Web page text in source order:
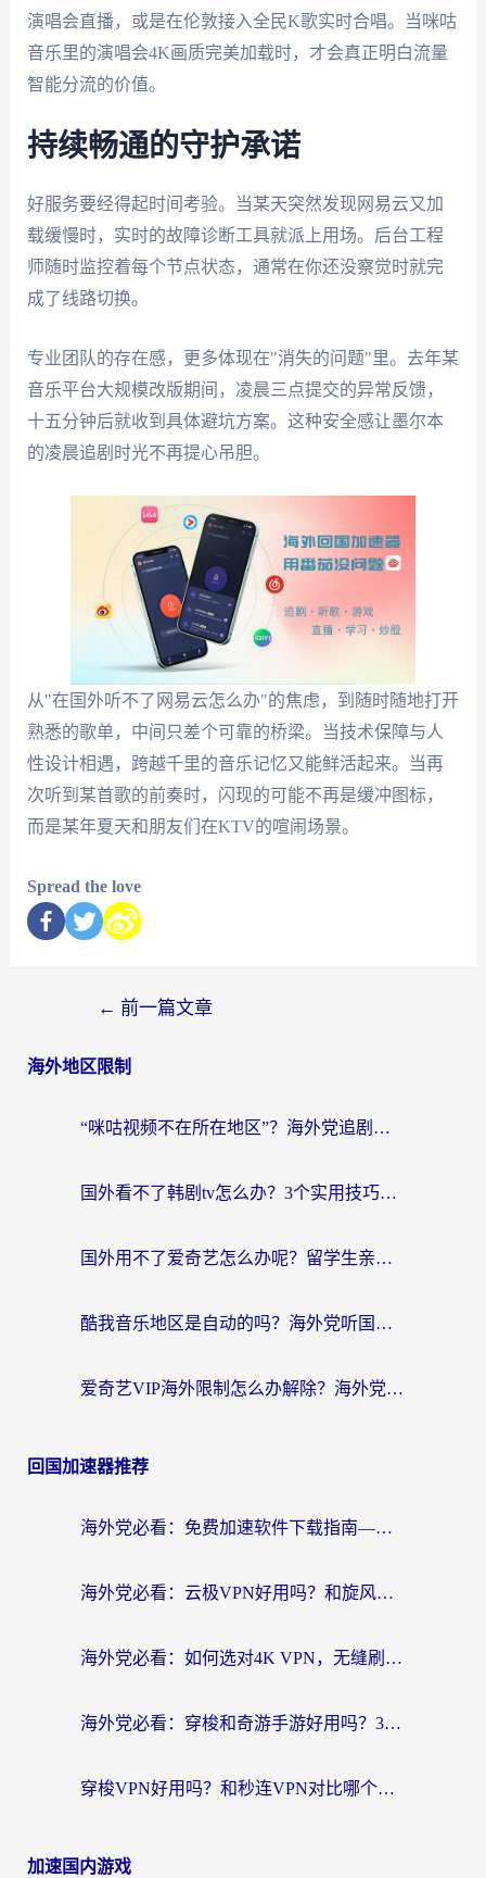
演唱会直播，或是在伦敦接入全民K歌实时合唱。当咪咕
音乐里的演唱会4K画质完美加载时，才会真正明白流量
智能分流的价值。
持续畅通的守护承诺
好服务要经得起时间考验。当某天突然发现网易云又加
载缓慢时，实时的故障诊断工具就派上用场。后台工程
师随时监控着每个节点状态，通常在你还没察觉时就完
成了线路切换。
专业团队的存在感，更多体现在"消失的问题"里。去年某
音乐平台大规模改版期间，凌晨三点提交的异常反馈，
十五分钟后就收到具体避坑方案。这种安全感让墨尔本
的凌晨追剧时光不再提心吊胆。
从"在国外听不了网易云怎么办"的焦虑，到随时随地打开
熟悉的歌单，中间只差个可靠的桥梁。当技术保障与人
性设计相遇，跨越千里的音乐记忆又能鲜活起来。当再
次听到某首歌的前奏时，闪现的可能不再是缓冲图标，
而是某年夏天和朋友们在KTV的喧闹场景。
Spread the love
← 前一篇文章
海外地区限制
“咪咕视频不在所在地区”？海外党追剧看片、炒股的救星来了！
国外看不了韩剧tv怎么办？3个实用技巧解决海外追剧难题（附书旗小说&社保查询攻略）
国外用不了爱奇艺怎么办呢？留学生亲测有效的回国加速方案
酷我音乐地区是自动的吗？海外党听国内音乐看视频的真实解决方案
爱奇艺VIP海外限制怎么办解除？海外党追剧看片的终极解决方案
回国加速器推荐
海外党必看：免费加速软件下载指南——无缝访问国内资源的正确打开方式
海外党必看：云极VPN好用吗？和旋风VPN对比哪个回国效果更好？附真实体验+选择攻略
海外党必看：如何选对4K VPN，无缝刷国内剧听网易云？
海外党必看：穿梭和奇游手游好用吗？3步选对回国加速器，流畅看CCTV5海外直播
穿梭VPN好用吗？和秒连VPN对比哪个回国效果更好？海外党亲测实用指南
加速国内游戏